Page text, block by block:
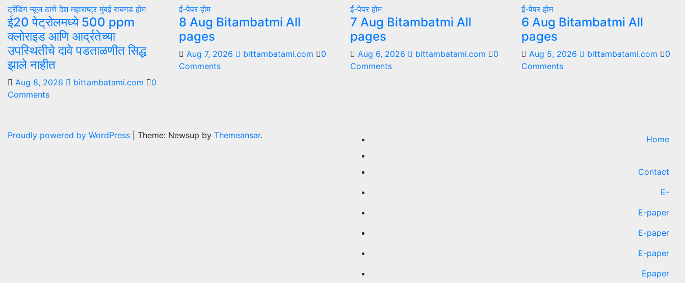
ट्रेंडिंग न्यूजठाणेदेशमहाराष्ट्रमुंबईरायगडहोम
ई20 पेट्रोलमध्ये 500 ppm
क्लोराइड आणि आर्द्रतेच्या
उपस्थितीचे दावे पडताळणीत सिद्ध
झाले नाहीत
Aug 8, 2026 bittambatami.com
0
Comments
ई-पेपरहोम
8 Aug Bitambatmi All
pages
Aug 7, 2026 bittambatami.com
0
Comments
ई-पेपरहोम
7 Aug Bitambatmi All
pages
Aug 6, 2026 bittambatami.com
0
Comments
ई-पेपरहोम
6 Aug Bitambatmi All
pages
Aug 5, 2026 bittambatami.com
0
Comments
Proudly powered by WordPress Theme: Newsup by Themeansar. Home
Contact
E-
E-paper
E-paper
E-paper
Epaper